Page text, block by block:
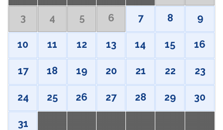
3 4 5 6 7 8 9
10 11 12 13 14 15 16
17 18 19 20 21 22 23
24 25 26 27 28 29 30
31